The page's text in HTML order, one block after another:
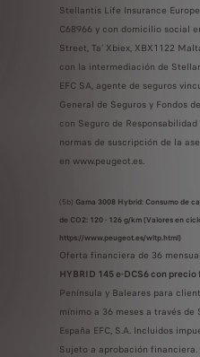
Stellantis Life Insurance
C68966 y con domicilio social
Street, Ta’ Xbiex, XBX1122
con la intermediación de
EFC SA, agente de seguros
General de Seguros y Fondos
con Seguro de
normas de suscripción de la
en www.peugeot.es.
(5b) Gama 3008 Hybrid: Consumo de
de CO2: 120 - 126 g/km (Valores en
https://www.peugeot.es/wltp.html)
Oferta financiera de 36
HYBRID 145 e-DCS6 con
Península y Baleares para
mínimo a 36 meses a través
España EFC, S.A. Incluidos
Sujeto a aprobación financiera.